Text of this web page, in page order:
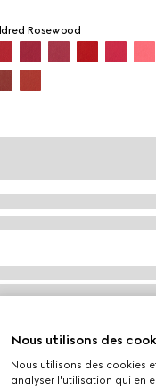
Rosewood
Nous utilisons des
Nous utilisons des cookies
analyser l'utilisation qui en